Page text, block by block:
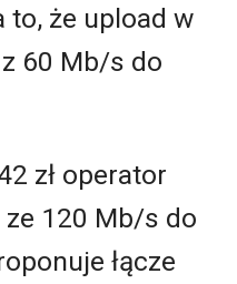
to, że upload w
60 Mb/s do
zł operator
120 Mb/s do
łącze